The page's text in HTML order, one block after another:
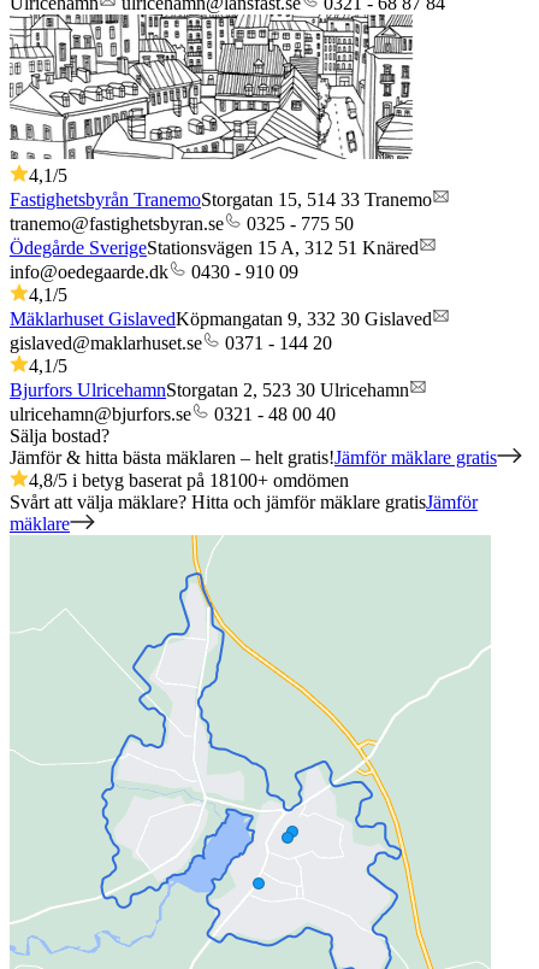
4,1/5
Fastighetsbyrån TranemoStorgatan 15, 514 33 Tranemo
tranemo@fastighetsbyran.se
0325 - 775 50
Ödegårde SverigeStationsvägen 15 A, 312 51 Knäred
info@oedegaarde.dk
0430 - 910 09
4,1/5
Mäklarhuset GislavedKöpmangatan 9, 332 30 Gislaved
gislaved@maklarhuset.se
0371 - 144 20
4,1/5
Bjurfors UlricehamnStorgatan 2, 523 30 Ulricehamn
ulricehamn@bjurfors.se
0321 - 48 00 40
Sälja bostad?
Jämför & hitta bästa mäklaren – helt gratis!Jämför mäklare gratis
4,8/5 i betyg baserat på 18100+ omdömen
Svårt att välja mäklare? Hitta och jämför mäklare gratisJämför
mäklare